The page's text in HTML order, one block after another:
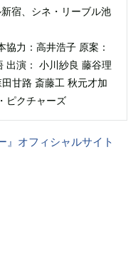
宿、シネ・リーブル池
力：高井浩子 原案：
出演： 小川紗良 藤谷理
甘路 斎藤工 秋元才加
ピクチャーズ
』オフィシャルサイト